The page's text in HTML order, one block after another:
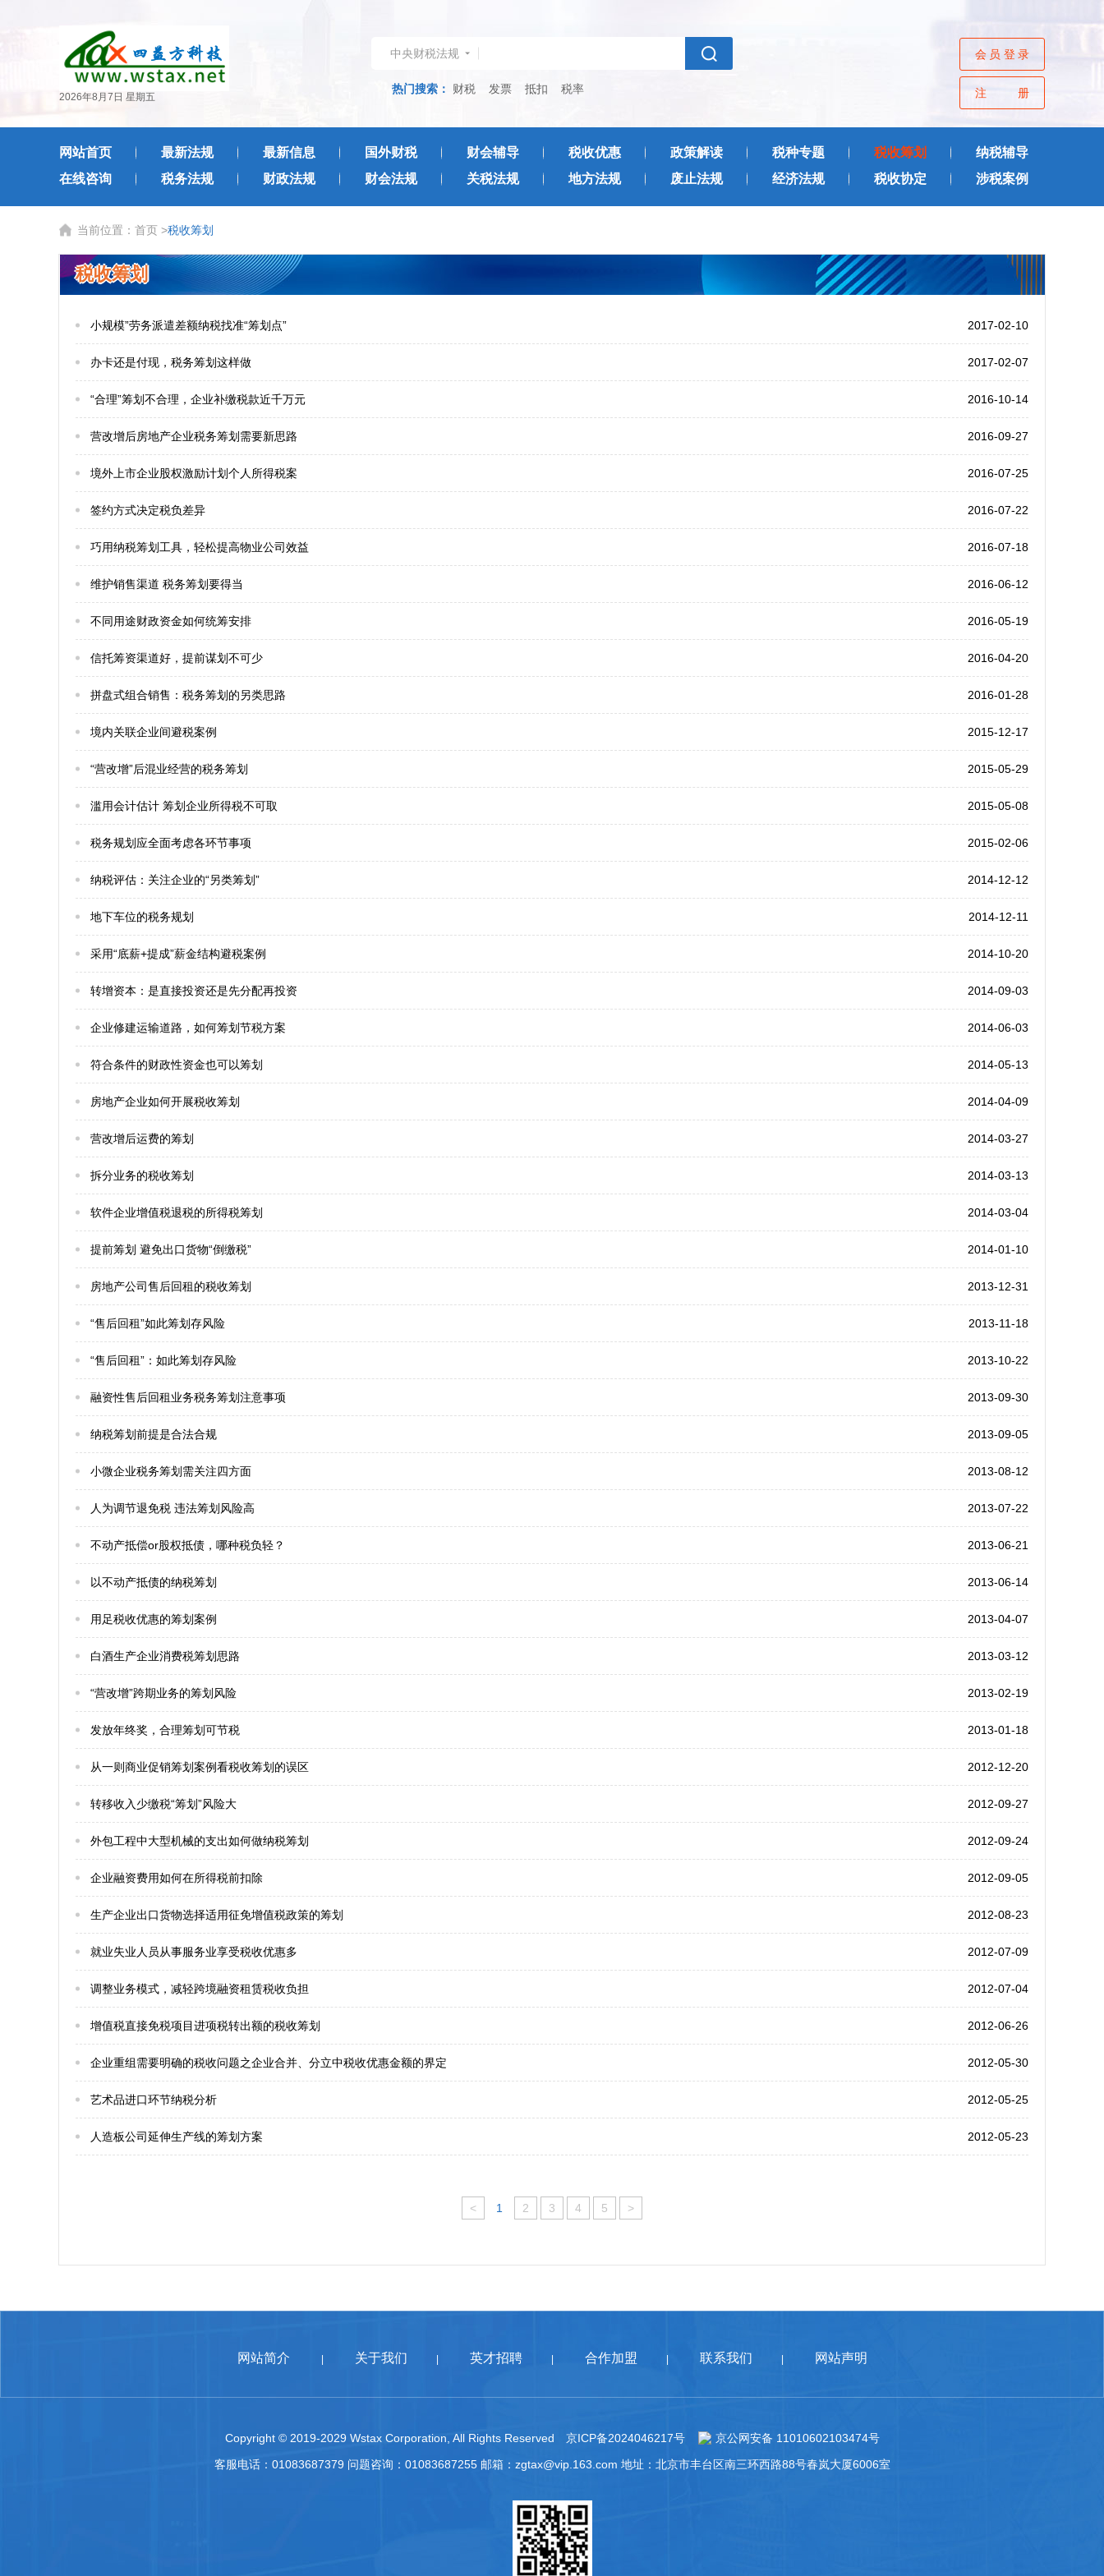
2026年8月7日 星期五
中央财税法规
热门搜索： 财税 发票 抵扣 税率
会员登录
注册
网站首页 最新法规 最新信息 国外财税 财会辅导 税收优惠 政策解读 税种专题 税收筹划
纳税辅导
在线咨询
税务法规 财政法规 财会法规 关税法规 地方法规 废止法规 经济法规 税收协定 涉税案例
当前位置： 首页 >税收筹划
税收筹划
小规模”劳务派遣差额纳税找准“筹划点” 2017-02-10
办卡还是付现，税务筹划这样做 2017-02-07
“合理”筹划不合理，企业补缴税款近千万元 2016-10-14
营改增后房地产企业税务筹划需要新思路 2016-09-27
境外上市企业股权激励计划个人所得税案 2016-07-25
签约方式决定税负差异 2016-07-22
巧用纳税筹划工具，轻松提高物业公司效益 2016-07-18
维护销售渠道 税务筹划要得当 2016-06-12
不同用途财政资金如何统筹安排 2016-05-19
信托筹资渠道好，提前谋划不可少 2016-04-20
拼盘式组合销售：税务筹划的另类思路 2016-01-28
境内关联企业间避税案例 2015-12-17
“营改增”后混业经营的税务筹划 2015-05-29
滥用会计估计 筹划企业所得税不可取 2015-05-08
税务规划应全面考虑各环节事项 2015-02-06
纳税评估：关注企业的“另类筹划” 2014-12-12
地下车位的税务规划 2014-12-11
采用“底薪+提成”薪金结构避税案例 2014-10-20
转增资本：是直接投资还是先分配再投资 2014-09-03
企业修建运输道路，如何筹划节税方案 2014-06-03
符合条件的财政性资金也可以筹划 2014-05-13
房地产企业如何开展税收筹划 2014-04-09
营改增后运费的筹划 2014-03-27
拆分业务的税收筹划 2014-03-13
软件企业增值税退税的所得税筹划 2014-03-04
提前筹划 避免出口货物“倒缴税” 2014-01-10
房地产公司售后回租的税收筹划 2013-12-31
“售后回租”如此筹划存风险 2013-11-18
“售后回租”：如此筹划存风险 2013-10-22
融资性售后回租业务税务筹划注意事项 2013-09-30
纳税筹划前提是合法合规 2013-09-05
小微企业税务筹划需关注四方面 2013-08-12
人为调节退免税 违法筹划风险高 2013-07-22
不动产抵偿or股权抵债，哪种税负轻？ 2013-06-21
以不动产抵债的纳税筹划 2013-06-14
用足税收优惠的筹划案例 2013-04-07
白酒生产企业消费税筹划思路 2013-03-12
“营改增”跨期业务的筹划风险 2013-02-19
发放年终奖，合理筹划可节税 2013-01-18
从一则商业促销筹划案例看税收筹划的误区 2012-12-20
转移收入少缴税“筹划”风险大 2012-09-27
外包工程中大型机械的支出如何做纳税筹划 2012-09-24
企业融资费用如何在所得税前扣除 2012-09-05
生产企业出口货物选择适用征免增值税政策的筹划 2012-08-23
就业失业人员从事服务业享受税收优惠多 2012-07-09
调整业务模式，减轻跨境融资租赁税收负担 2012-07-04
增值税直接免税项目进项税转出额的税收筹划 2012-06-26
企业重组需要明确的税收问题之企业合并、分立中税收优惠金额的界定 2012-05-30
艺术品进口环节纳税分析 2012-05-25
人造板公司延伸生产线的筹划方案 2012-05-23
< 1 2 3 4 5 >
网站简介 关于我们 英才招聘 合作加盟 联系我们 网站声明
Copyright © 2019-2029 Wstax Corporation, All Rights Reserved 京ICP备2024046217号
京公网安备 11010602103474号
客服电话：01083687379 问题咨询：01083687255 邮箱：zgtax@vip.163.com 地址：北京市丰台区南三环西路88号春岚大厦6006室